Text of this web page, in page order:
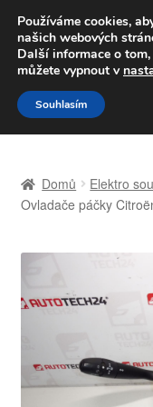
Volejte
Přeskočit
na
navigaci
Přejít
k
obsahu
Celosvětová
Kontakt
Můj účet
Domů Elektro
Ovladače páčky
Používáme cookies,
našich webových
Další informace o
můžete vypnout v
Souhlasím